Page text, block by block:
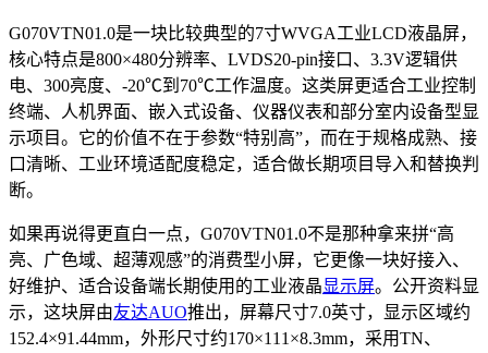
G070VTN01.0是一块比较典型的7寸WVGA工业LCD液晶屏，
核心特点是800×480分辨率、LVDS20-pin接口、3.3V逻辑供
电、300亮度、-20℃到70℃工作温度。这类屏更适合工业控制
终端、人机界面、嵌入式设备、仪器仪表和部分室内设备型显
示项目。它的价值不在于参数“特别高”，而在于规格成熟、接
口清晰、工业环境适配度稳定，适合做长期项目导入和替换判
断。
如果再说得更直白一点，G070VTN01.0不是那种拿来拼“高
亮、广色域、超薄观感”的消费型小屏，它更像一块好接入、
好维护、适合设备端长期使用的工业液晶显示屏。公开资料显
示，这块屏由友达AUO推出，屏幕尺寸7.0英寸，显示区域约
152.4×91.44mm，外形尺寸约170×111×8.3mm，采用TN、